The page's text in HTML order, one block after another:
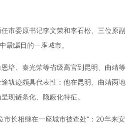
市委原书记李文荣和李石松、三位原副
最瞩目的一座城市。
培、秦光荣等省级高官到昆明、曲靖等
轨迹颇具代表性：他在昆明、曲靖两地
现链条化、隐蔽化特征。
长相继在一座城市被查处”：20年来安